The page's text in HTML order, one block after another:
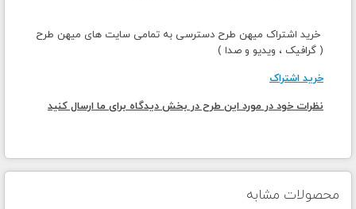
خرید اشتراک میهن طرح دسترسی به تمامی سایت های میهن طرح
( گرافیک ، ویدیو و صدا )
خرید اشتراک
نظرات خود در مورد این طرح در بخش دیدگاه برای ما ارسال کنید
محصولات مشابه